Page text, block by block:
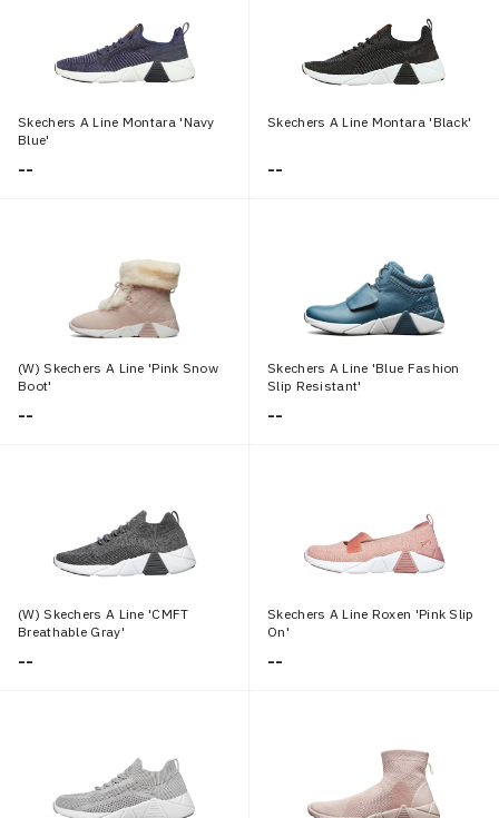
Skechers A Line Montara 'Navy
Blue'
--
Skechers A Line Montara 'Black'
--
(W) Skechers A Line 'Pink Snow
Boot'
--
Skechers A Line 'Blue Fashion
Slip Resistant'
--
(W) Skechers A Line 'CMFT
Breathable Gray'
--
Skechers A Line Roxen 'Pink Slip
On'
--